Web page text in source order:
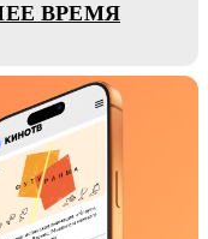
ВРЕМЯ